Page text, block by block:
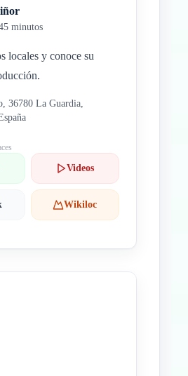
minutos
locales y conoce su
36780 La Guardia,
Videos
Wikiloc